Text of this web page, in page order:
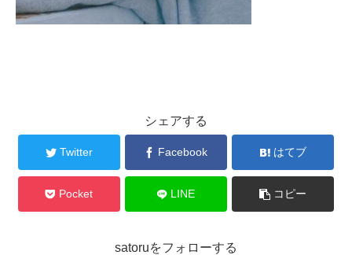
シェアする
Twitter Facebook はてブ
Pocket LINE コピー
satoruをフォローする